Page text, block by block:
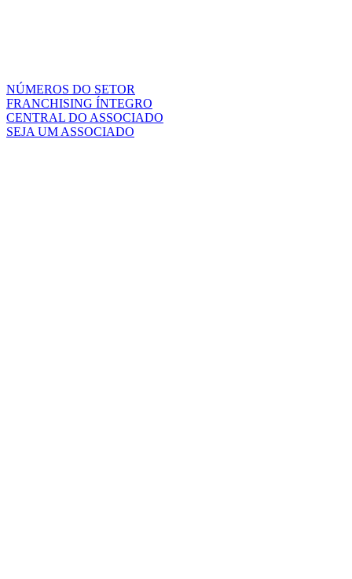
NÚMEROS DO SETOR
FRANCHISING ÍNTEGRO
CENTRAL DO ASSOCIADO
SEJA UM ASSOCIADO